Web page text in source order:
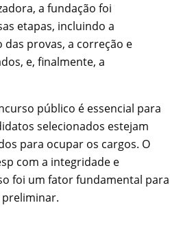
a fundação foi
etapas, incluindo a
das provas, a correção e
e, finalmente, a
público é essencial para
selecionados estejam
para ocupar os cargos. O
com a integridade e
foi um fator fundamental para
preliminar.